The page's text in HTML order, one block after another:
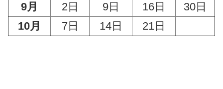
9月
2日 9日 16日
30日
10月
7日 14日 21日